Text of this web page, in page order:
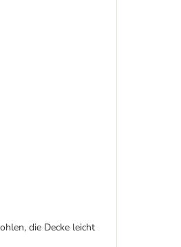
die Decke leicht